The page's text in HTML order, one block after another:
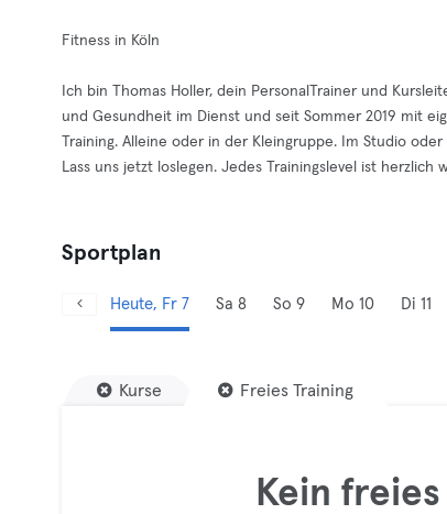
Fitness in Köln
Ich bin Thomas Holler, dein PersonalTrainer und
und Gesundheit im Dienst und seit Sommer 2019 mit
Training. Alleine oder in der Kleingruppe. Im Studio
Lass uns jetzt loslegen. Jedes Trainingslevel ist herzlich
Sportplan
Heute, Fr 7 Sa 8 So 9 Mo 10 Di 11
Kurse Freies Training
Kein